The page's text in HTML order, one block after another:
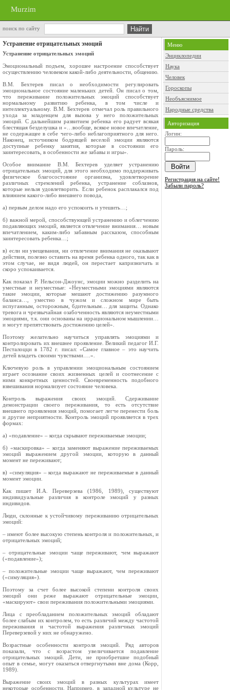
Murzim
поиск по сайту
Устранение отрицательных эмоций
Устранение отрицательных эмоций
Эмоциональный подъем, хорошее настроение способствует
осуществлению человеком какой-либо деятельности, общению.
В.М. Бехтерев писал о необходимости регулировать
эмоциональное состояние маленьких детей. Он писал о том,
что переживание положительных эмоций способствует
нормальному развитию ребенка, в том числе и
интеллектуальному. В.М. Бехтерев отмечал роль правильного
ухода за младенцем для вызова у него положительных
эмоций. С дальнейшим развитием ребенка его радует всякая
блестящая безделушка и «…вообще, всякое новое впечатление,
не содержащее в себе чего-либо неблагоприятного для него.
Наконец, источником бодрящей веселой эмоции являются
доступные ребенку занятия, которые в состоянии его
заинтересовать, в особенности же забавы и игры».
Особое внимание В.М. Бехтерев уделяет устранению
отрицательных эмоций, для этого необходимо поддерживать
физическое благосостояние организма, удовлетворение
различных стремлений ребенка, устранение соблазнов,
которые нельзя удовлетворить. Если ребенок расплакался под
влиянием какого-либо внешнего повода,
а) первым делом надо его успокоить и утешить…;
б) важной мерой, способствующей устранению и облегчению
подавляющих эмоций, является отвлечение внимания… новым
впечатлением, каким-либо забавным рассказом, способным
заинтересовать ребенка…;
в) если ни увещевания, ни отвлечение внимания не оказывают
действия, полезно оставить на время ребенка одного, так как в
этом случае, не видя людей, он перестает капризничать и
скоро успокаивается.
Как показал Р. Нельсон-Джоунс, эмоции можно разделить на
уместные и неуместные: «Неуместными эмоциями являются
такие эмоции, которые мешают достижению разумного
баланса…, уместно в чужом и сложном мире быть
испуганным, осторожным, бдительным… для защиты. Однако
тревога и чрезвычайная озабоченность являются неуместными
эмоциями, т.к. они основаны на иррациональном мышлении…
и могут препятствовать достижению целей».
Поэтому желательно научиться управлять эмоциями и
контролировать их внешнее проявление. Великий педагог И.Г.
Песталоцци в 1782 г. писал: «Самое главное – это научить
детей владеть своими чувствами….».
Ключевую роль в управлении эмоциональным состоянием
играет осознание своих жизненных целей и соотнесение с
ними конкретных ценностей. Своевременность подобного
взвешивания нормализует состояние человека.
Контроль выражения своих эмоций. Сдерживание
демонстрации своего переживания, то есть отсутствие
внешнего проявления эмоций, помогает легче перенести боль
и другие неприятности. Контроль эмоций проявляется в трех
формах:
а) «подавление» – когда скрывают переживаемые эмоции;
б) «маскировка» – когда заменяют выражение переживаемых
эмоций выражением другой эмоции, которую в данный
момент не переживают;
в) «симуляция» – когда выражают не переживаемые в данный
момент эмоции.
Как пишет И.А. Переверзева (1986, 1989), существуют
индивидуальные различия в контроле эмоций у разных
индивидов.
Люди, склонные к устойчивому переживанию отрицательных
эмоций:
– имеют более высокую степень контроля и положительных, и
отрицательных эмоций;
– отрицательные эмоции чаще переживают, чем выражают
(«подавление»);
– положительные эмоции чаще выражают, чем переживают
(«симуляция»).
Поэтому за счет более высокой степени контроля своих
эмоций они реже выражают отрицательные эмоции,
«маскируют» свои переживания положительными эмоциями.
Лица с преобладанием положительных эмоций обладают
более слабым их контролем, то есть различий между частотой
переживания и частотой выражения различных эмоций
Переверзевой у них не обнаружено.
Возрастные особенности контроля эмоций. Ряд авторов
показали, что с возрастом увеличивается подавление
отрицательных эмоций. Дети, не приобретшие подобный
опыт в семье, могут оказаться отвергнутыми вне дома (Корр,
1989).
Выражение своих эмоций в разных культурах имеет
некоторые особенности. Например, в западной культуре не
Меню
Энциклопедии
Наука
Человек
Гороскопы
Необъяснимое
Народные средства
Авторизация
Логин:
Пароль:
Регистрация на сайте!
Забыли пароль?